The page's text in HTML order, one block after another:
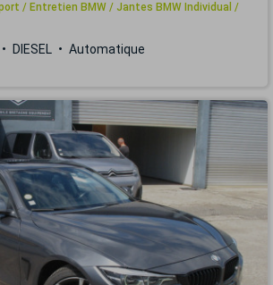
/ Entretien BMW / Jantes BMW Individual /
DIESEL Automatique